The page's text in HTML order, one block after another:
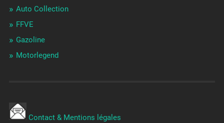
Auto Collection
FFVE
Gazoline
Motorlegend
Contact & Mentions légales